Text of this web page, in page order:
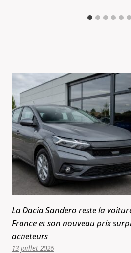
La Dacia Sandero reste la
France et son nouveau prix
acheteurs
13 juillet 2026